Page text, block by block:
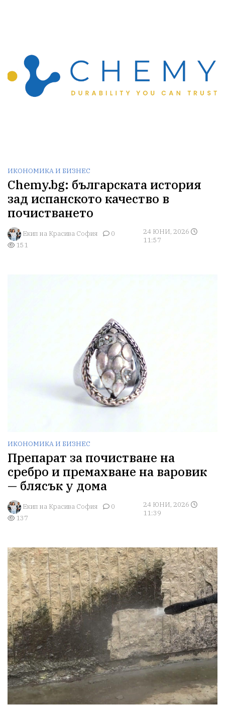
ИКОНОМИКА И БИЗНЕС
Chemy.bg: българската история
зад испанското качество в
почистването
Екип на Красива София
0
151
24 ЮНИ, 2026
11:57
ИКОНОМИКА И БИЗНЕС
Препарат за почистване на
сребро и премахване на варовик
— блясък у дома
Екип на Красива София
0
137
24 ЮНИ, 2026
11:39